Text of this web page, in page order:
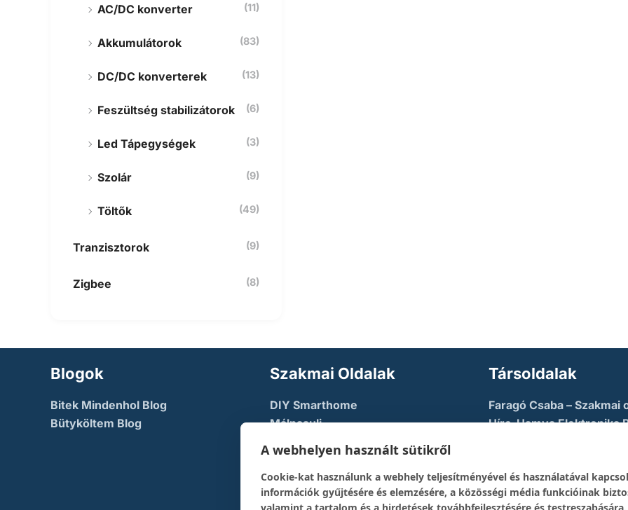
AC/DC konverter (11)
Akkumulátorok (83)
DC/DC konverterek (13)
Feszültség stabilizátorok (6)
Led Tápegységek (3)
Szolár (9)
Töltők (49)
Tranzisztorok (9)
Zigbee (8)
Blogok
Bitek Mindenhol Blog
Bütyköltem Blog
Szakmai Oldalak
DIY Smarthome
Málnasuli
NodeMcu AZURE
TechFactory
The Developer Guy – Képzési
pont
Társoldalak
Faragó Csaba – Szakmai
Híre-Hamva Elektronika
oldala
Robotika Pécs –
A webhelyen használt sütikről
Cookie-kat használunk a webhely teljesítményével és használatával
információk gyűjtésére és elemzésére, a közösségi média funkcióinak